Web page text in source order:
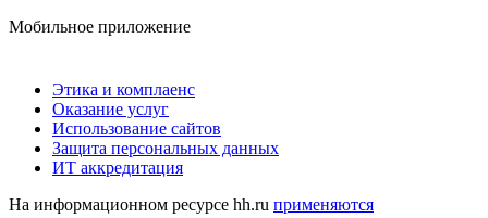
Мобильное приложение
Этика и комплаенс
Оказание услуг
Использование сайтов
Защита персональных данных
ИТ аккредитация
На информационном ресурсе hh.ru применяются